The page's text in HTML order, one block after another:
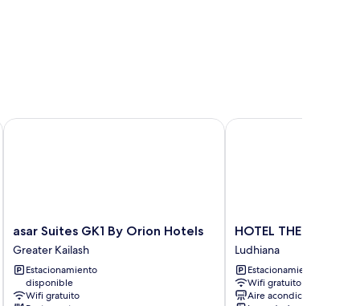
asar
Suites
GK1
By
Orion
Hotels
asar Suites GK1 By Orion Hotels
Greater Kailash
Estacionamiento
disponible
Wifi gratuito
asar Suites GK1 By Orion Hotels
HOTEL
THE
MIRAGE
Ludhiana
HOTEL THE MIRAGE
Ludhiana
Estacionamiento gratis
Wifi gratuito
Aire acondicionado
HOTEL THE MIRAGE